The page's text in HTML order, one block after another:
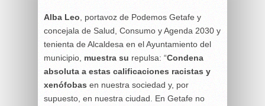
Alba Leo , portavoz de Podemos Getafe y
concejala de Salud, Consumo y Agenda 2030 y
tenienta de Alcaldesa en el Ayuntamiento del
municipio, muestra su repulsa: “Condena
absoluta a estas calificaciones racistas y
xenófobas en nuestra sociedad y, por
supuesto, en nuestra ciudad. En Getafe no